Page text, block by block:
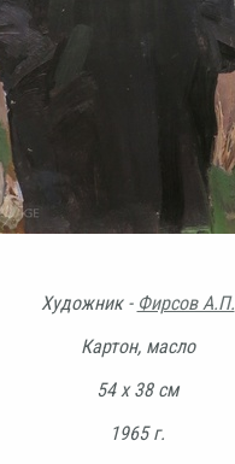
Художник - Фирсов А.П.
Картон, масло
54 х 38 см
1965 г.